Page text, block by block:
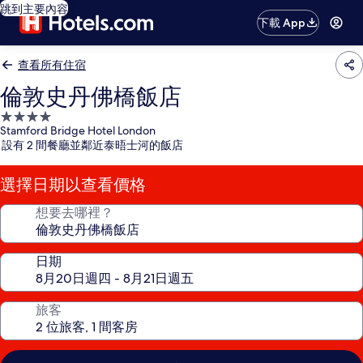
跳到主要內容
下載 App
查看所有住宿
倫敦史丹佛橋飯店
4.0
星
級
住
宿
Stamford Bridge Hotel London
設有 2 間餐廳並鄰近泰晤士河的飯店
選擇日期以查看價格
想要去哪裡？
日期
旅客